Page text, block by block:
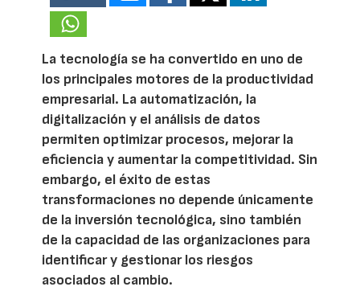
La tecnología se ha convertido en uno de
los principales motores de la productividad
empresarial. La automatización, la
digitalización y el análisis de datos
permiten optimizar procesos, mejorar la
eficiencia y aumentar la competitividad. Sin
embargo, el éxito de estas
transformaciones no depende únicamente
de la inversión tecnológica, sino también
de la capacidad de las organizaciones para
identificar y gestionar los riesgos
asociados al cambio.